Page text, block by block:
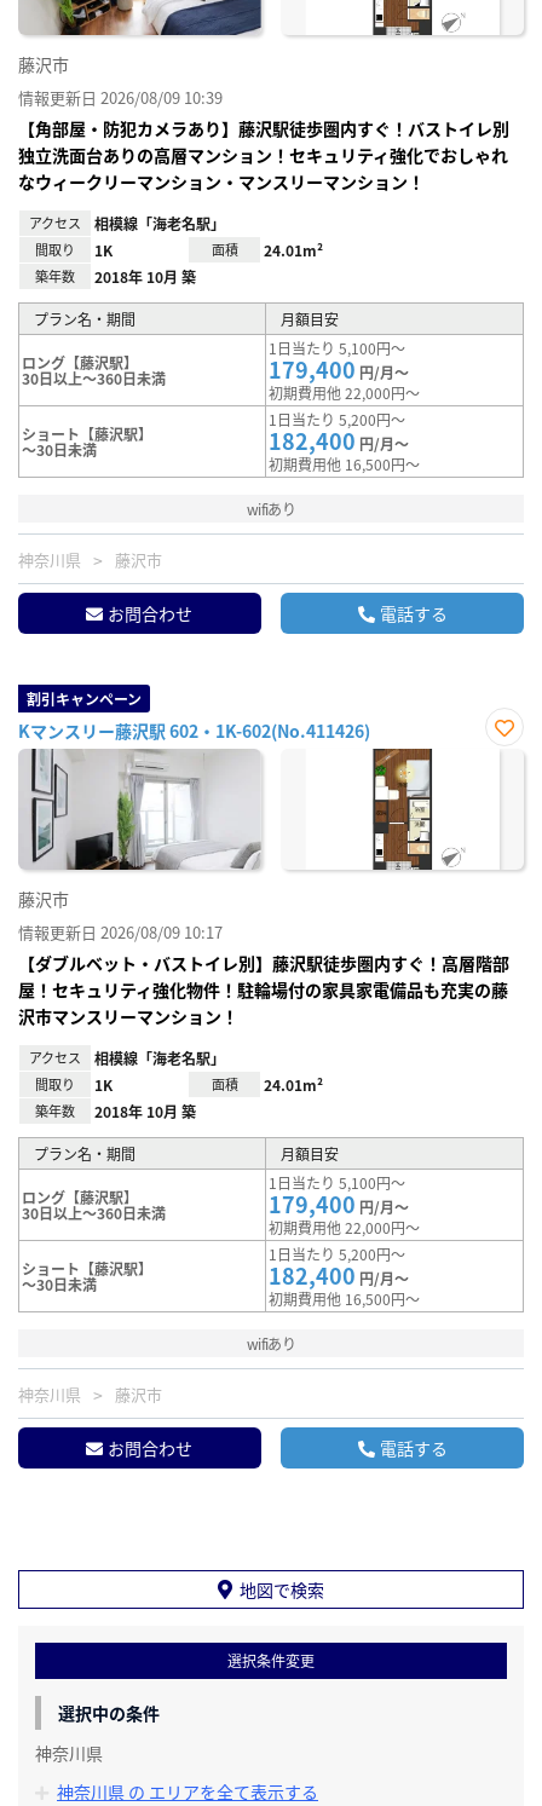
藤沢市
情報更新日 2026/08/09 10:39
【角部屋・防犯カメラあり】藤沢駅徒歩圏内すぐ！バストイレ別
独立洗面台ありの高層マンション！セキュリティ強化でおしゃれ
なウィークリーマンション・マンスリーマンション！
アクセス 相模線「海老名駅」
間取り 1K 面積 24.01m²
築年数 2018年 10月 築
プラン名・期間 月額目安
ロング【藤沢駅】
30日以上～360日未満
1日当たり 5,100円～
179,400 円/月～
初期費用他 22,000円～
ショート【藤沢駅】
～30日未満
1日当たり 5,200円～
182,400 円/月～
初期費用他 16,500円～
wifiあり
神奈川県 藤沢市
お問合わせ 電話する
割引キャンペーン
Kマンスリー藤沢駅 602・1K-602(No.411426)
お気
藤沢市
情報更新日 2026/08/09 10:17
【ダブルベット・バストイレ別】藤沢駅徒歩圏内すぐ！高層階部
屋！セキュリティ強化物件！駐輪場付の家具家電備品も充実の藤
沢市マンスリーマンション！
アクセス 相模線「海老名駅」
間取り 1K 面積 24.01m²
築年数 2018年 10月 築
プラン名・期間 月額目安
ロング【藤沢駅】
30日以上～360日未満
1日当たり 5,100円～
179,400 円/月～
初期費用他 22,000円～
ショート【藤沢駅】
～30日未満
1日当たり 5,200円～
182,400 円/月～
初期費用他 16,500円～
wifiあり
神奈川県 藤沢市
お問合わせ 電話する
地図で検索
選択条件変更
選択中の条件
神奈川県
神奈川県 の エリアを全て表示する